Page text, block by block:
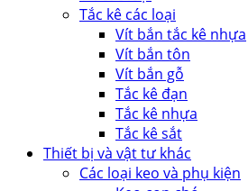
Tắc kê các loại
Vít bắn tắc kê nhựa
Vít bắn tôn
Vít bắn gỗ
Tắc kê đạn
Tắc kê nhựa
Tắc kê sắt
Thiết bị và vật tư khác
Các loại keo và phụ kiện